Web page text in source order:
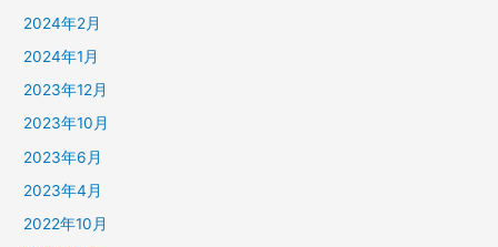
2024年2月
2024年1月
2023年12月
2023年10月
2023年6月
2023年4月
2022年10月